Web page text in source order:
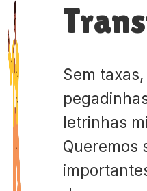
Sem taxas,
letrinhas
Queremos